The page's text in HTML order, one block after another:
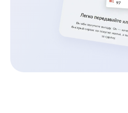
это не означает, что сама стратегия
партнёрского маркетинга закрыта.